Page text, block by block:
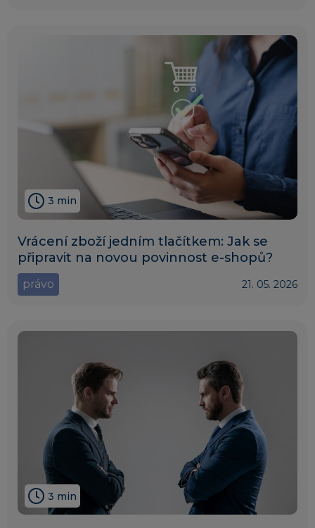
3 min
Vrácení zboží jedním tlačítkem: Jak se
připravit na novou povinnost e-shopů?
právo 21. 05. 2026
3 min